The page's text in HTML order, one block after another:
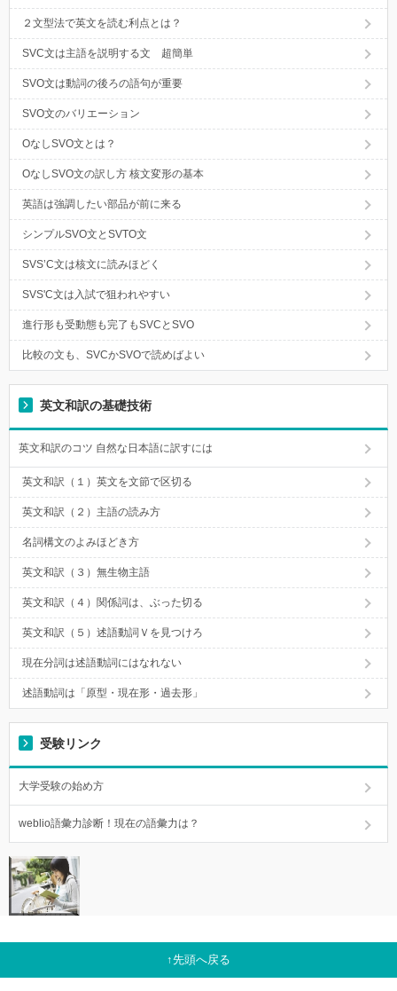
２文型法で英文を読む利点とは？
SVC文は主語を説明する文 超簡単
SVO文は動詞の後ろの語句が重要
SVO文のバリエーション
OなしSVO文とは？
OなしSVO文の訳し方 核文変形の基本
英語は強調したい部品が前に来る
シンプルSVO文とSVTO文
SVS’C文は核文に読みほどく
SVS'C文は入試で狙われやすい
進行形も受動態も完了もSVCとSVO
比較の文も、SVCかSVOで読めばよい
英文和訳の基礎技術
英文和訳のコツ 自然な日本語に訳すには
英文和訳（１）英文を文節で区切る
英文和訳（２）主語の読み方
名詞構文のよみほどき方
英文和訳（３）無生物主語
英文和訳（４）関係詞は、ぶった切る
英文和訳（５）述語動詞Ｖを見つけろ
現在分詞は述語動詞にはなれない
述語動詞は「原型・現在形・過去形」
受験リンク
大学受験の始め方
weblio語彙力診断！現在の語彙力は？
先頭へ戻る